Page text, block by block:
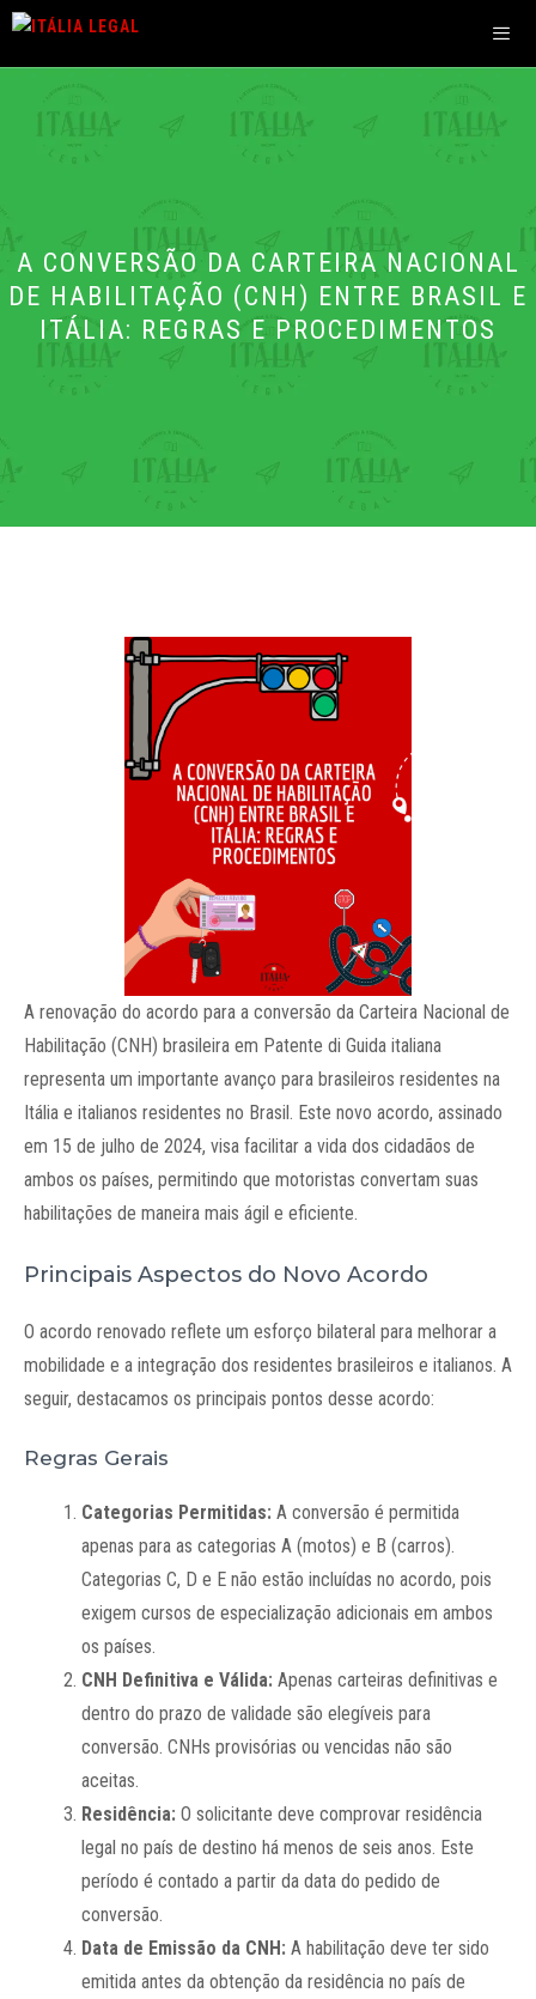
Pular
conteúdo
A CONVERSÃO DA CARTEIRA NACIONAL
DE HABILITAÇÃO (CNH) ENTRE BRASIL E
ITÁLIA: REGRAS E PROCEDIMENTOS
A renovação do acordo para a conversão da Carteira Nacional de
Habilitação (CNH) brasileira em Patente di Guida italiana
representa um importante avanço para brasileiros residentes na
Itália e italianos residentes no Brasil. Este novo acordo, assinado
em 15 de julho de 2024, visa facilitar a vida dos cidadãos de
ambos os países, permitindo que motoristas convertam suas
habilitações de maneira mais ágil e eficiente.
Principais Aspectos do Novo Acordo
O acordo renovado reflete um esforço bilateral para melhorar a
mobilidade e a integração dos residentes brasileiros e italianos. A
seguir, destacamos os principais pontos desse acordo:
Regras Gerais
Categorias Permitidas: A conversão é permitida
apenas para as categorias A (motos) e B (carros).
Categorias C, D e E não estão incluídas no acordo, pois
exigem cursos de especialização adicionais em ambos
os países.
CNH Definitiva e Válida: Apenas carteiras definitivas e
dentro do prazo de validade são elegíveis para
conversão. CNHs provisórias ou vencidas não são
aceitas.
Residência: O solicitante deve comprovar residência
legal no país de destino há menos de seis anos. Este
período é contado a partir da data do pedido de
conversão.
Data de Emissão da CNH: A habilitação deve ter sido
emitida antes da obtenção da residência no país de